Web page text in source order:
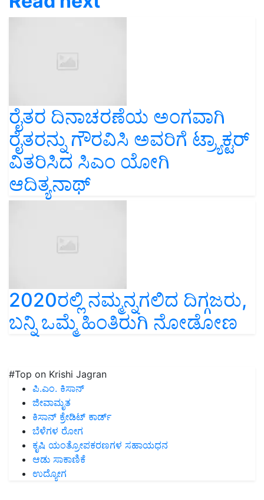
ರೈತರ ದಿನಾಚರಣೆಯ ಅಂಗವಾಗಿ
ರೈತರನ್ನು ಗೌರವಿಸಿ ಅವರಿಗೆ ಟ್ರ್ಯಾಕ್ಟರ್
ವಿತರಿಸಿದ ಸಿಎಂ ಯೋಗಿ
ಆದಿತ್ಯನಾಥ್
2020ರಲ್ಲಿ ನಮ್ಮನ್ನಗಲಿದ ದಿಗ್ಗಜರು,
ಬನ್ನಿ ಒಮ್ಮೆ ಹಿಂತಿರುಗಿ ನೋಡೋಣ
#Top on Krishi Jagran
ಪಿ.ಎಂ. ಕಿಸಾನ್
ಜೀವಾಮೃತ
ಕಿಸಾನ್ ಕ್ರೇಡಿಟ್ ಕಾರ್ಡ್
ಬೆಳೆಗಳ ರೋಗ
ಕೃಷಿ ಯಂತ್ರೋಪಕರಣಗಳ ಸಹಾಯಧನ
ಆಡು ಸಾಕಾಣಿಕೆ
ಉದ್ಯೋಗ